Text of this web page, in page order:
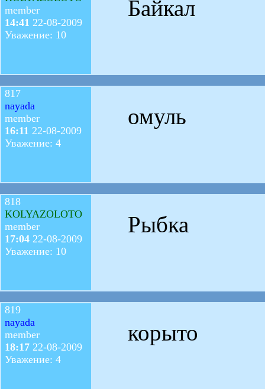
member
14:41 22-08-2009
Уважение: 10
Байкал
817
nayada
member
16:11 22-08-2009
Уважение: 4
омуль
818
KOLYAZOLOTO
member
17:04 22-08-2009
Уважение: 10
Рыбка
819
nayada
member
18:17 22-08-2009
Уважение: 4
корыто